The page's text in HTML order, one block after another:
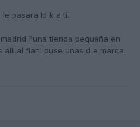
pasara lo k a ti.
?una tienda pequeña en
alli.al fianl puse unas d e marca.